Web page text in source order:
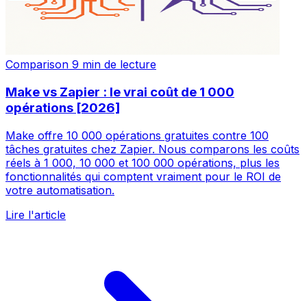
Comparison 9 min de lecture
Make vs Zapier : le vrai coût de 1 000
opérations [2026]
Make offre 10 000 opérations gratuites contre 100
tâches gratuites chez Zapier. Nous comparons les coûts
réels à 1 000, 10 000 et 100 000 opérations, plus les
fonctionnalités qui comptent vraiment pour le ROI de
votre automatisation.
Lire l'article